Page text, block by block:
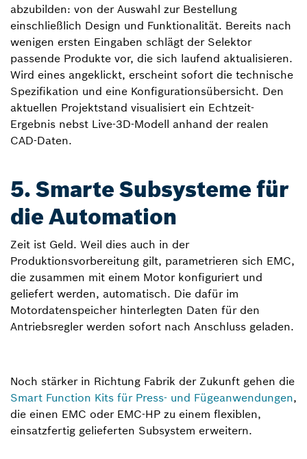
abzubilden: von der Auswahl zur Bestellung
einschließlich Design und Funktionalität. Bereits nach
wenigen ersten Eingaben schlägt der Selektor
passende Produkte vor, die sich laufend aktualisieren.
Wird eines angeklickt, erscheint sofort die technische
Spezifikation und eine Konfigurationsübersicht. Den
aktuellen Projektstand visualisiert ein Echtzeit-
Ergebnis nebst Live-3D-Modell anhand der realen
CAD-Daten.
5. Smarte Subsysteme für
die Automation
Zeit ist Geld. Weil dies auch in der
Produktionsvorbereitung gilt, parametrieren sich EMC,
die zusammen mit einem Motor konfiguriert und
geliefert werden, automatisch. Die dafür im
Motordatenspeicher hinterlegten Daten für den
Antriebsregler werden sofort nach Anschluss geladen.
Noch stärker in Richtung Fabrik der Zukunft gehen die
Smart Function Kits für Press- und Fügeanwendungen,
die einen EMC oder EMC-HP zu einem flexiblen,
einsatzfertig gelieferten Subsystem erweitern.